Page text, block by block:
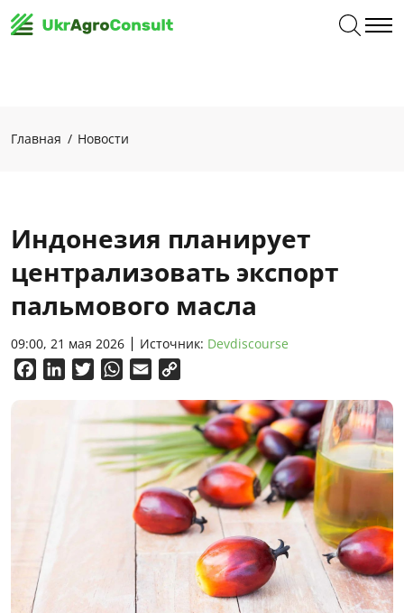
Главная Новости
Индонезия планирует
централизовать экспорт
пальмового масла
09:00, 21 мая 2026 Источник: Devdiscourse
FacebookLinkedInTwitterWhatsApp
Email